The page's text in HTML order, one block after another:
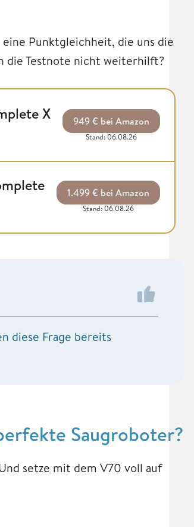
Punktgleichheit, die uns die
die Testnote nicht weiterhilft?
X 949 € bei Amazon
Stand: 06.08.26
1.499 € bei Amazon
Stand: 06.08.26
diese Frage bereits
Saugroboter?
setze mit dem V70 voll auf